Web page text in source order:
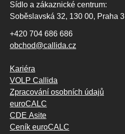
Sídlo a zákaznické centrum:
Soběslavská 32, 130 00, Praha 3
+420 704 686 686
obchod@callida.cz
Kariéra
VOLP Callida
Zpracování osobních údajů
euroCALC
CDE Asite
Ceník euroCALC